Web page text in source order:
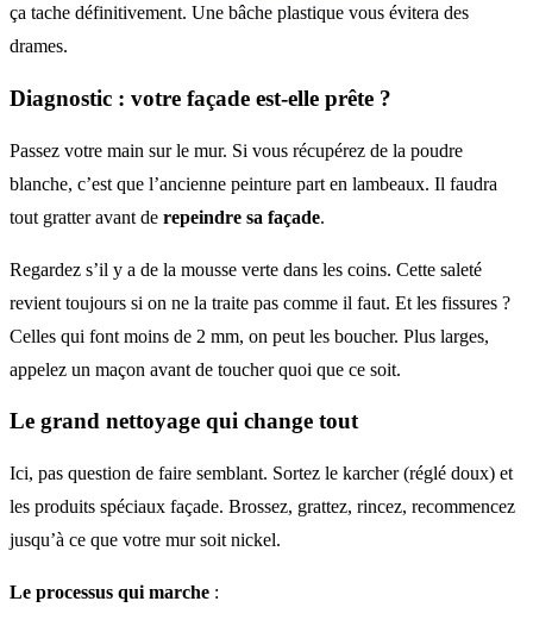
ça tache définitivement. Une bâche plastique vous évitera des
drames.
Diagnostic : votre façade est-elle prête ?
Passez votre main sur le mur. Si vous récupérez de la poudre
blanche, c’est que l’ancienne peinture part en lambeaux. Il faudra
tout gratter avant de repeindre sa façade.
Regardez s’il y a de la mousse verte dans les coins. Cette saleté
revient toujours si on ne la traite pas comme il faut. Et les fissures ?
Celles qui font moins de 2 mm, on peut les boucher. Plus larges,
appelez un maçon avant de toucher quoi que ce soit.
Le grand nettoyage qui change tout
Ici, pas question de faire semblant. Sortez le karcher (réglé doux) et
les produits spéciaux façade. Brossez, grattez, rincez, recommencez
jusqu’à ce que votre mur soit nickel.
Le processus qui marche :